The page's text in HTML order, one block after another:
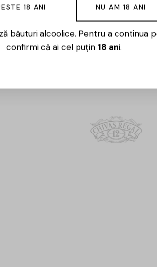
Whisky
18 ANI NU AM 18 ANI
băuturi alcoolice. Pentru a continua
confirmi că ai cel puțin 18 ani.